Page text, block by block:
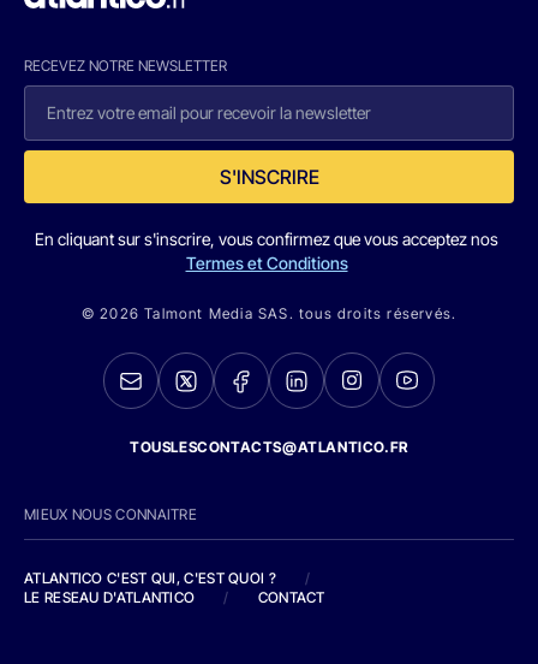
RECEVEZ NOTRE NEWSLETTER
S'INSCRIRE
En cliquant sur s'inscrire, vous confirmez que vous acceptez nos
Termes et Conditions
© 2026 Talmont Media SAS. tous droits réservés.
TOUSLESCONTACTS@ATLANTICO.FR
MIEUX NOUS CONNAITRE
ATLANTICO C'EST QUI, C'EST QUOI ?
/
LE RESEAU D'ATLANTICO
/ CONTACT